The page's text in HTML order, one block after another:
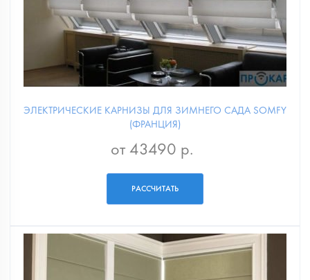
ЭЛЕКТРИЧЕСКИЕ КАРНИЗЫ ДЛЯ ЗИМНЕГО САДА SOMFY
(ФРАНЦИЯ)
от 43490 р.
РАССЧИТАТЬ